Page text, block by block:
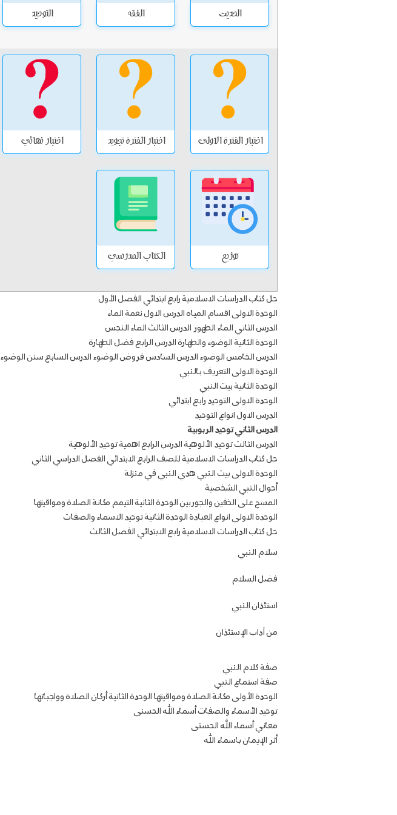
الحديث الفقه التوحيد
اختبار الفترة الاولى اختبار الفترة تجويد اختبار نهائي
توزيع الكتاب المدرسي
حل كتاب الدراسات الاسلامية رابع ابتدائي الفصل الأول
الوحدة الاولى اقسام المياه الدرس الاول نعمة الماء
الدرس الثاني الماء الطهور الدرس الثالث الماء النجس
الوحدة الثانية الوضوء والطهارة الدرس الرابع فضل الطهارة
الدرس الخامس الوضوء الدرس السادس فروض الوضوء الدرس السابع سنن الوضوء
الوحدة الاولى التعريف بالنبي
الوحدة الثانية بيت النبي
الوحدة الاولى التوحيد رابع ابتدائي
الدرس الاول انواع التوحيد
الدرس الثاني توحيد الربوبية
الدرس الثالث توحيد الألوهية الدرس الرابع اهمية توحيد الألوهية
حل كتاب الدراسات الاسلامية للصف الرابع الابتدائي الفصل الدراسي الثاني
الوحدة الاولى بيت النبي هدي النبي في منزلة
أحوال النبي الشخصية
المسح على الخفين والجوربين الوحدة الثانية التيمم مكانة الصلاة ومواقيتها
الوحدة الاولى انواع العبادة الوحدة الثانية توحيد الاسماء والصفات
حل كتاب الدراسات الاسلامية رابع الابتدائي الفصل الثالث
سلام النبي
فضل السلام
استئذان النبي
من آداب الإستئذان
صفة كلام النبي
صفة استماع النبي
الوحدة الأولى مكانة الصلاة ومواقيتها الوحدة الثانية أركان الصلاة وواجباتها
توحيد الأسماء والصفات أسماء الله الحسنى
معاني أسماء الله الحسنى
أثر الإيمان باسماء الله